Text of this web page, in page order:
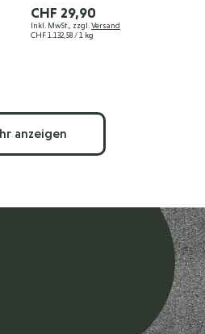
CHF 29,90
Inkl. MwSt., zzgl. Versand
CHF 1.132,58 / 1 kg
anzeigen